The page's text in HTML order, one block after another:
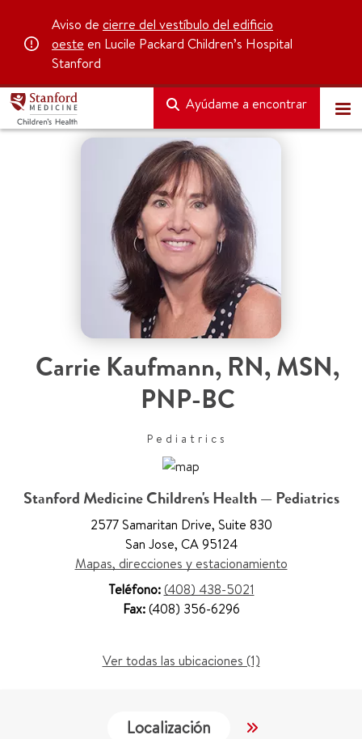
Aviso de cierre del vestíbulo del edificio
oeste en Lucile Packard Children’s Hospital
Stanford
Ayúdame a encontrar
Carrie Kaufmann, RN, MSN,
PNP-BC
Pediatrics
Stanford Medicine Children's Health — Pediatrics
2577 Samaritan Drive, Suite 830
San Jose, CA 95124
Mapas, direcciones y estacionamiento
Teléfono:(408) 438-5021
Fax:(408) 356-6296
Ver todas las ubicaciones (1)
Localización Trabajo y